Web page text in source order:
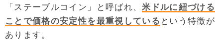
「ステーブルコイン」と呼ばれ、米ドルに紐づける
ことで価格の安定性を最重視している という特徴が
あります。